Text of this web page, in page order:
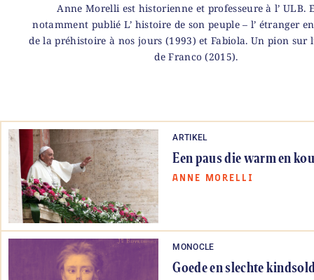
Anne Morelli est historienne et professeure à l’ ULB.
notamment publié L’ histoire de son peuple – l’ étranger
de la préhistoire à nos jours (1993) et Fabiola. Un pion sur
de Franco (2015).
ARTIKEL
Een paus die warm en
ANNE MORELLI
MONOCLE
Goede en slechte